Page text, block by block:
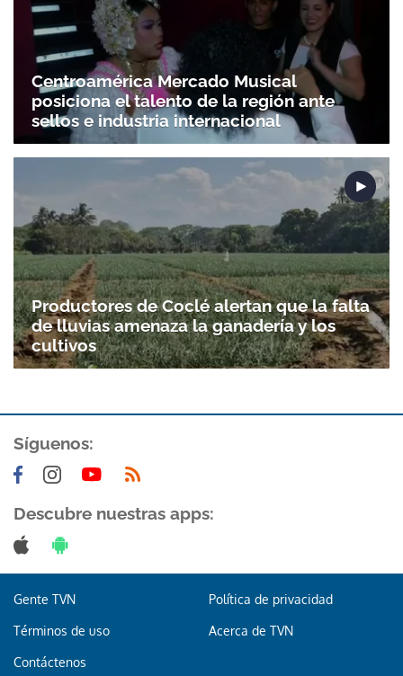
Gracias por suscribirte a nuestro boletín.
Centroamérica Mercado Musical
posiciona el talento de la región ante
sellos e industria internacional
Productores de Coclé alertan que la falta
de lluvias amenaza la ganadería y los
cultivos
Síguenos:
Descubre nuestras apps:
Gente TVN Política de privacidad
Términos de uso Acerca de TVN
Contáctenos